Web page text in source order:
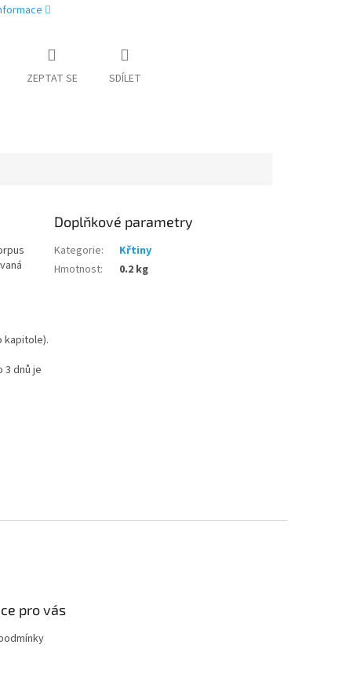
ZEPTAT SE SDÍLET
kapitole).
3 dnů je
Doplňkové parametry
Kategorie:
Křtiny
Hmotnost: 0.2 kg
pro vás